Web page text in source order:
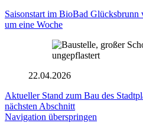
Saisonstart im BioBad Glücksbrunn
um eine Woche
22.04.2026
Aktueller Stand zum Bau des
nächsten Abschnitt
Navigation überspringen